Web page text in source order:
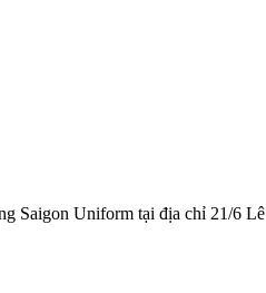
Saigon Uniform tại địa chỉ 21/6